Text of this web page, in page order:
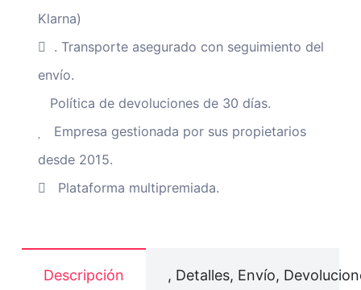
escultural,
marrón,
cantidad
Klarna)
. Transporte asegurado con seguimiento del
envío.
Política de devoluciones de 30 días.
Empresa gestionada por sus propietarios
desde 2015.
Plataforma multipremiada.
Descripción , Detalles, Envío,